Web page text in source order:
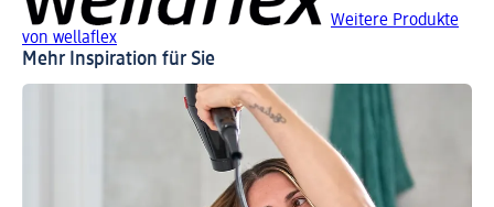
Weitere Produkte
von wellaflex
Mehr Inspiration für Sie